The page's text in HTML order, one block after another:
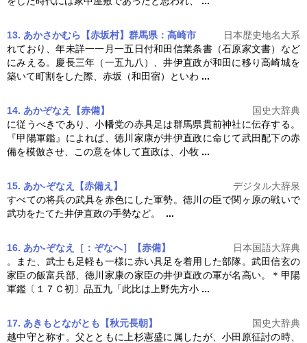
13. あかさかむら【赤坂村】群馬県：高崎市
日本歴史地名大系
れており、年未詳一一月一五日付和田信業条書（石原家文書）など
にみえる。慶長三年（一五九八）、井伊直政が和田に移り高崎城を
築いて町割をした際、赤坂（和田宿）といわ ...
14. あかぞなえ【赤備】
国史大辞典
に従うべきであり、小幡党の赤具足は群馬県貫前神社に伝存する。
『甲陽軍鑑』によれば、徳川家康が井伊直政に命じて武田配下の赤
備を模倣させ、この意を体して直政は、小牧 ...
15. あか‐ぞなえ【赤備え】
デジタル大辞泉
すべての将兵の武具を赤色にした軍勢。徳川の臣で関ヶ原の戦いで
武功をたてた井伊直政の手勢など。 ...
16. あか‐ぞなえ［：ぞなへ］【赤備】
日本国語大辞典
。また、武士も足軽も一様に赤い具足を着用した部隊。武田信玄の
家臣の飯富兵部、徳川家康の家臣の井伊直政の軍が名高い。＊甲陽
軍鑑〔１７Ｃ初〕品五九「此比は上野先方小 ...
17. あきもとながとも【秋元長朝】
国史大辞典
越中守と称す。父とともに上杉憲盛に属したが、小田原征討の時、